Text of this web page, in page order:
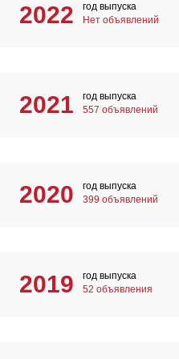
2022
год выпуска
Нет объявлений
2021
год выпуска
557 объявлений
2020
год выпуска
399 объявлений
2019
год выпуска
52 объявления